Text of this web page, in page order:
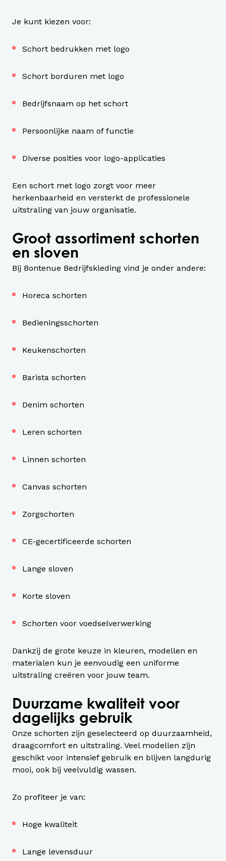
Je kunt kiezen voor:
Schort bedrukken met logo
Schort borduren met logo
Bedrijfsnaam op het schort
Persoonlijke naam of functie
Diverse posities voor logo-applicaties
Een schort met logo zorgt voor meer
herkenbaarheid en versterkt de professionele
uitstraling van jouw organisatie.
Groot assortiment schorten
en sloven
Bij Bontenue Bedrijfskleding vind je onder andere:
Horeca schorten
Bedieningsschorten
Keukenschorten
Barista schorten
Denim schorten
Leren schorten
Linnen schorten
Canvas schorten
Zorgschorten
CE-gecertificeerde schorten
Lange sloven
Korte sloven
Schorten voor voedselverwerking
Dankzij de grote keuze in kleuren, modellen en
materialen kun je eenvoudig een uniforme
uitstraling creëren voor jouw team.
Duurzame kwaliteit voor
dagelijks gebruik
Onze schorten zijn geselecteerd op duurzaamheid,
draagcomfort en uitstraling. Veel modellen zijn
geschikt voor intensief gebruik en blijven langdurig
mooi, ook bij veelvuldig wassen.
Zo profiteer je van:
Hoge kwaliteit
Lange levensduur